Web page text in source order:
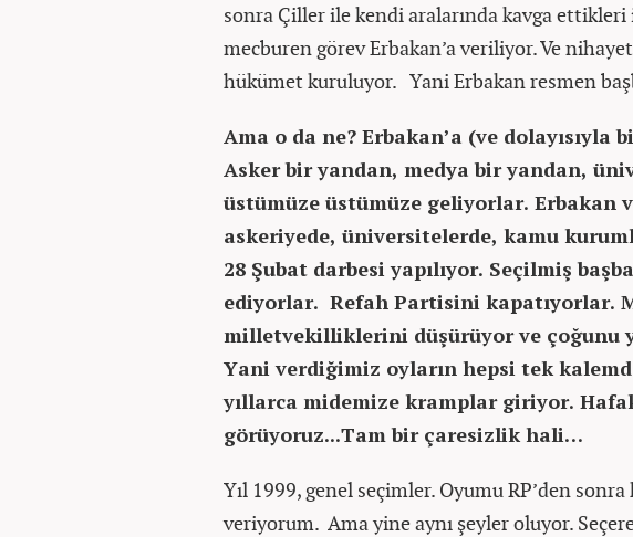
sonra Çiller ile kendi aralarında kavga ettikleri
mecburen görev Erbakan’a veriliyor. Ve
hükümet kuruluyor. Yani Erbakan resmen
Ama o da ne? Erbakan’a (ve dolayısıyla
Asker bir yandan, medya bir yandan,
üstümüze üstümüze geliyorlar. Erbakan
askeriyede, üniversitelerde, kamu
28 Şubat darbesi yapılıyor. Seçilmiş
ediyorlar. Refah Partisini kapatıyorlar.
milletvekilliklerini düşürüyor ve çoğunu
Yani verdiğimiz oyların hepsi tek
yıllarca midemize kramplar giriyor.
görüyoruz...Tam bir çaresizlik hali…
Yıl 1999, genel seçimler. Oyumu RP’den
veriyorum. Ama yine aynı şeyler oluyor.